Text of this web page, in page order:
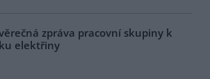
zpráva pracovní skupiny k
elektřiny